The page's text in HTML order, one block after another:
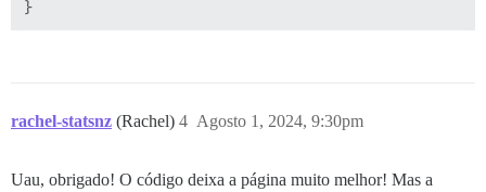
rachel-statsnz (Rachel) Agosto 1, 2024, 9:30pm
4
Uau, obrigado! O código deixa a página muito melhor! Mas a